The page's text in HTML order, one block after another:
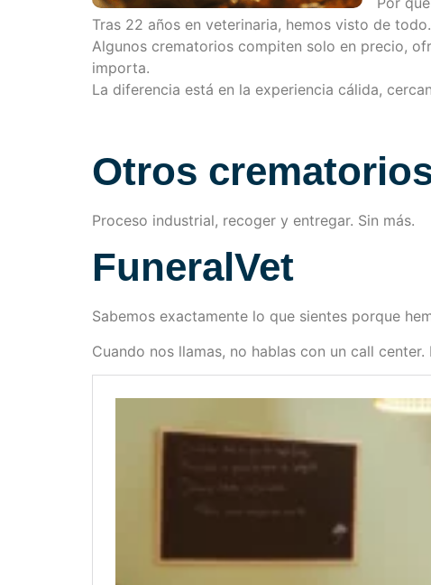
Tras 22 años en veterinaria, hemos visto de todo.
Algunos crematorios compiten solo en precio,
importa.
La diferencia está en la experiencia cálida,
Otros
Proceso industrial, recoger y entregar. Sin más.
FuneralVet
Sabemos exactamente lo que sientes porque
Cuando nos llamas, no hablas con un call